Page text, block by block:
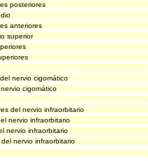
posteriores
anteriores
superior
nervio cigomático
cigomático
del nervio infraorbitario
nervio infraorbitario
nervio infraorbitario
nervio infraorbitario